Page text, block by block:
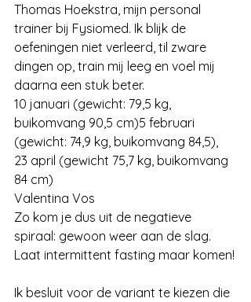
Thomas Hoekstra, mijn personal
trainer bij Fysiomed. Ik blijk de
oefeningen niet verleerd, til zware
dingen op, train mij leeg en voel mij
daarna een stuk beter.
10 januari (gewicht: 79,5 kg,
buikomvang 90,5 cm)5 februari
(gewicht: 74,9 kg, buikomvang 84,5),
23 april (gewicht 75,7 kg, buikomvang
84 cm)
Valentina Vos
Zo kom je dus uit de negatieve
spiraal: gewoon weer aan de slag.
Laat intermittent fasting maar komen!
Ik besluit voor de variant te kiezen die